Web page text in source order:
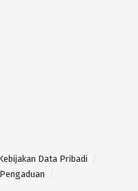
Data Pribadi